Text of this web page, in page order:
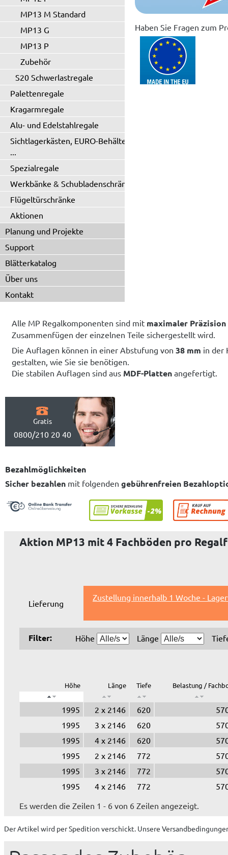
MP13 M Standard
MP13 G
MP13 P
Zubehör
S20 Schwerlastregale
Palettenregale
Kragarmregale
Alu- und Edelstahlregale
Sichtlagerkästen, EURO-Behälter
...
Spezialregale
Werkbänke & Schubladenschränke
Flügeltürschränke
Aktionen
Planung und Projekte
Support
Blätterkatalog
Über uns
Kontakt
Haben Sie Fragen zum
Alle MP Regalkomponenten sind mit maximaler Präzision
Zusammenfügen der einzelnen Teile sichergestellt wird.
Die Auflagen können in einer Abstufung von 38 mm in der
gestalten, wie Sie sie benötigen.
Die stabilen Auflagen sind aus MDF-Platten angefertigt.
Gratis
0800/210 20 40
Bezahlmöglichkeiten
Sicher bezahlen mit folgenden gebührenfreien
Aktion MP13 mit 4 Fachböden pro
Lieferung
Zustellung innerhalb 1 Woche -
Filter: Höhe Länge
Höhe Länge Tiefe Belastung /
1995 2 x 2146 620
1995
3 x 2146 620
1995
4 x 2146 620
1995
2 x 2146 772
1995
3 x 2146 772
1995
4 x 2146 772
Es werden die Zeilen 1 - 6 von 6 Zeilen angezeigt.
Der Artikel wird per Spedition verschickt. Unsere